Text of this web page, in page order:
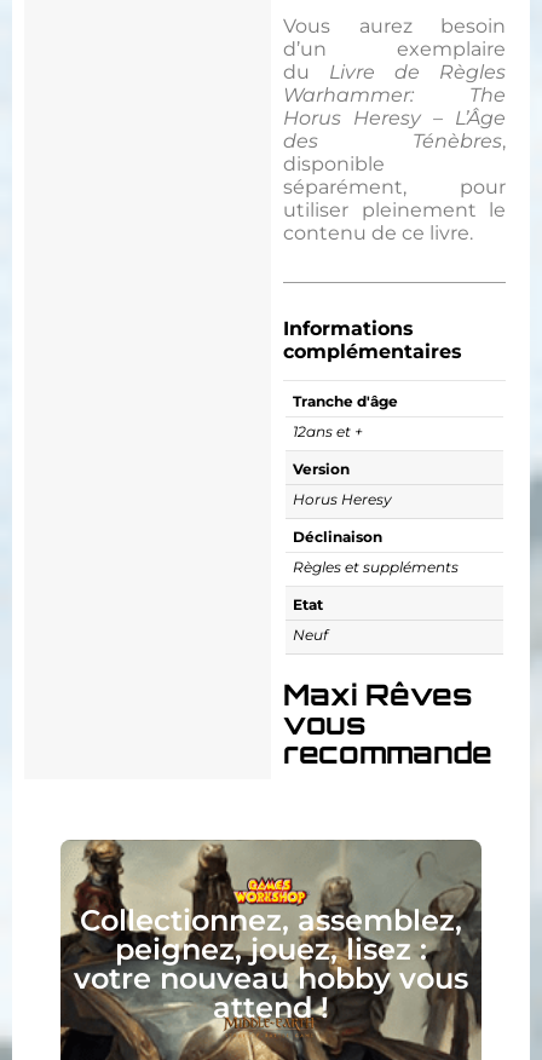
Vous aurez besoin
d’un exemplaire
du Livre de Règles
Warhammer: The
Horus Heresy – L’Âge
des Ténèbres,
disponible
séparément, pour
utiliser pleinement le
contenu de ce livre.
Informations
complémentaires
Tranche d'âge
12ans et +
Version
Horus Heresy
Déclinaison
Règles et suppléments
Etat
Neuf
Maxi Rêves
vous
recommande
Collectionnez, assemblez,
peignez, jouez, lisez :
votre nouveau hobby vous
attend !